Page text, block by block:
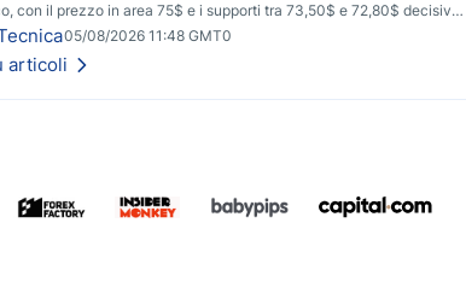
con il prezzo in area 75$ e i supporti tra 73,50$ e 72,80$ decisivi
se il ribasso potrà estendersi verso quota 70$.
05/08/2026 11:48 GMT0
articoli